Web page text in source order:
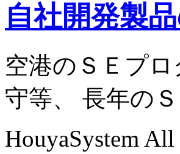
自社開発製
空港のＳＥプ
守等、 長年の
HouyaSystem All